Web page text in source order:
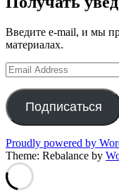
Введите e-mail, и мы
материалах.
Email
Address
Подписаться
Proudly powered by
Theme: Rebalance by